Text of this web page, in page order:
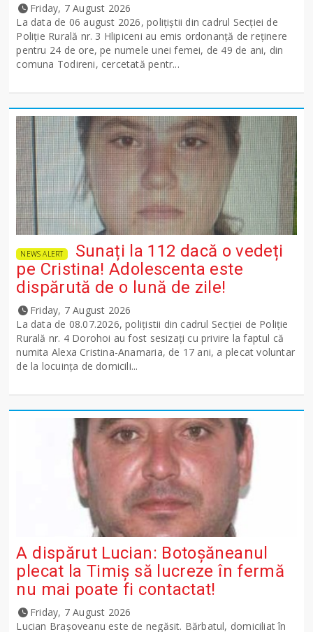
Friday, 7 August 2026
La data de 06 august 2026, polițiștii din cadrul Secției de
Poliție Rurală nr. 3 Hlipiceni au emis ordonanță de reținere
pentru 24 de ore, pe numele unei femei, de 49 de ani, din
comuna Todireni, cercetată pentr...
NEWS ALERT
Sunați la 112 dacă o vedeți
pe Cristina! Adolescenta este
dispărută de o lună de zile!
Friday, 7 August 2026
La data de 08.07.2026, polițistii din cadrul Secției de Poliție
Rurală nr. 4 Dorohoi au fost sesizați cu privire la faptul că
numita Alexa Cristina-Anamaria, de 17 ani, a plecat voluntar
de la locuința de domicili...
A dispărut Lucian: Botoșăneanul
plecat la Timiș să lucreze în fermă
nu mai poate fi contactat!
Friday, 7 August 2026
Lucian Brașoveanu este de negăsit. Bărbatul, domiciliat în